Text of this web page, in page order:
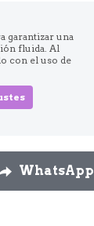
WhatsApp
garantizar una
fluida. Al
con el uso de